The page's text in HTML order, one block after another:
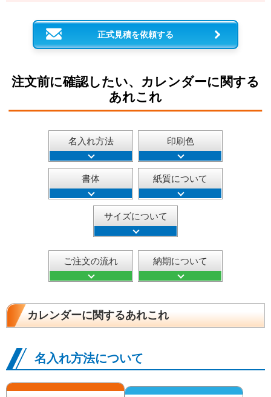
正式見積を依頼する
注文前に確認したい、カレンダーに関する
あれこれ
名入れ方法 印刷色
書体 紙質について
サイズについて
ご注文の流れ 納期について
カレンダーに関するあれこれ
名入れ方法について